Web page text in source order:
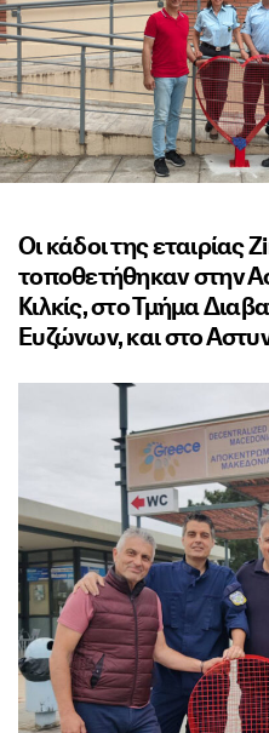
Οι κάδοι της εταιρίας
τοποθετήθηκαν στην
Κιλκίς, στο Τμήμα
Ευζώνων, και στο